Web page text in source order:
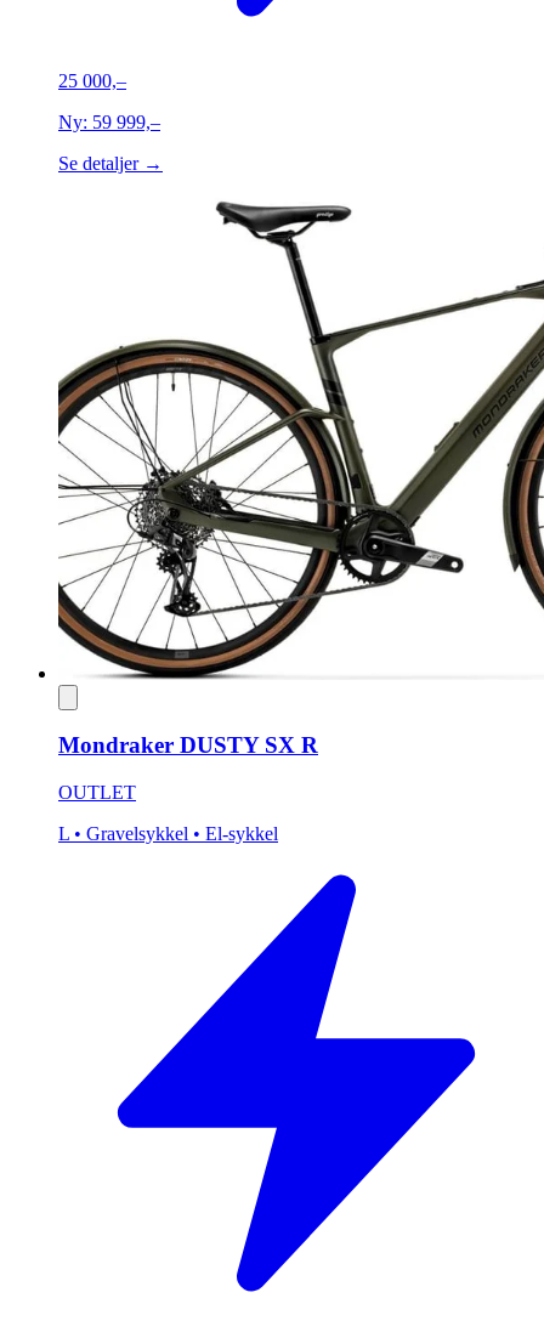
25 000,–
Ny: 59 999,–
Se detaljer →
Mondraker DUSTY SX R
OUTLET
L • Gravelsykkel • El-sykkel